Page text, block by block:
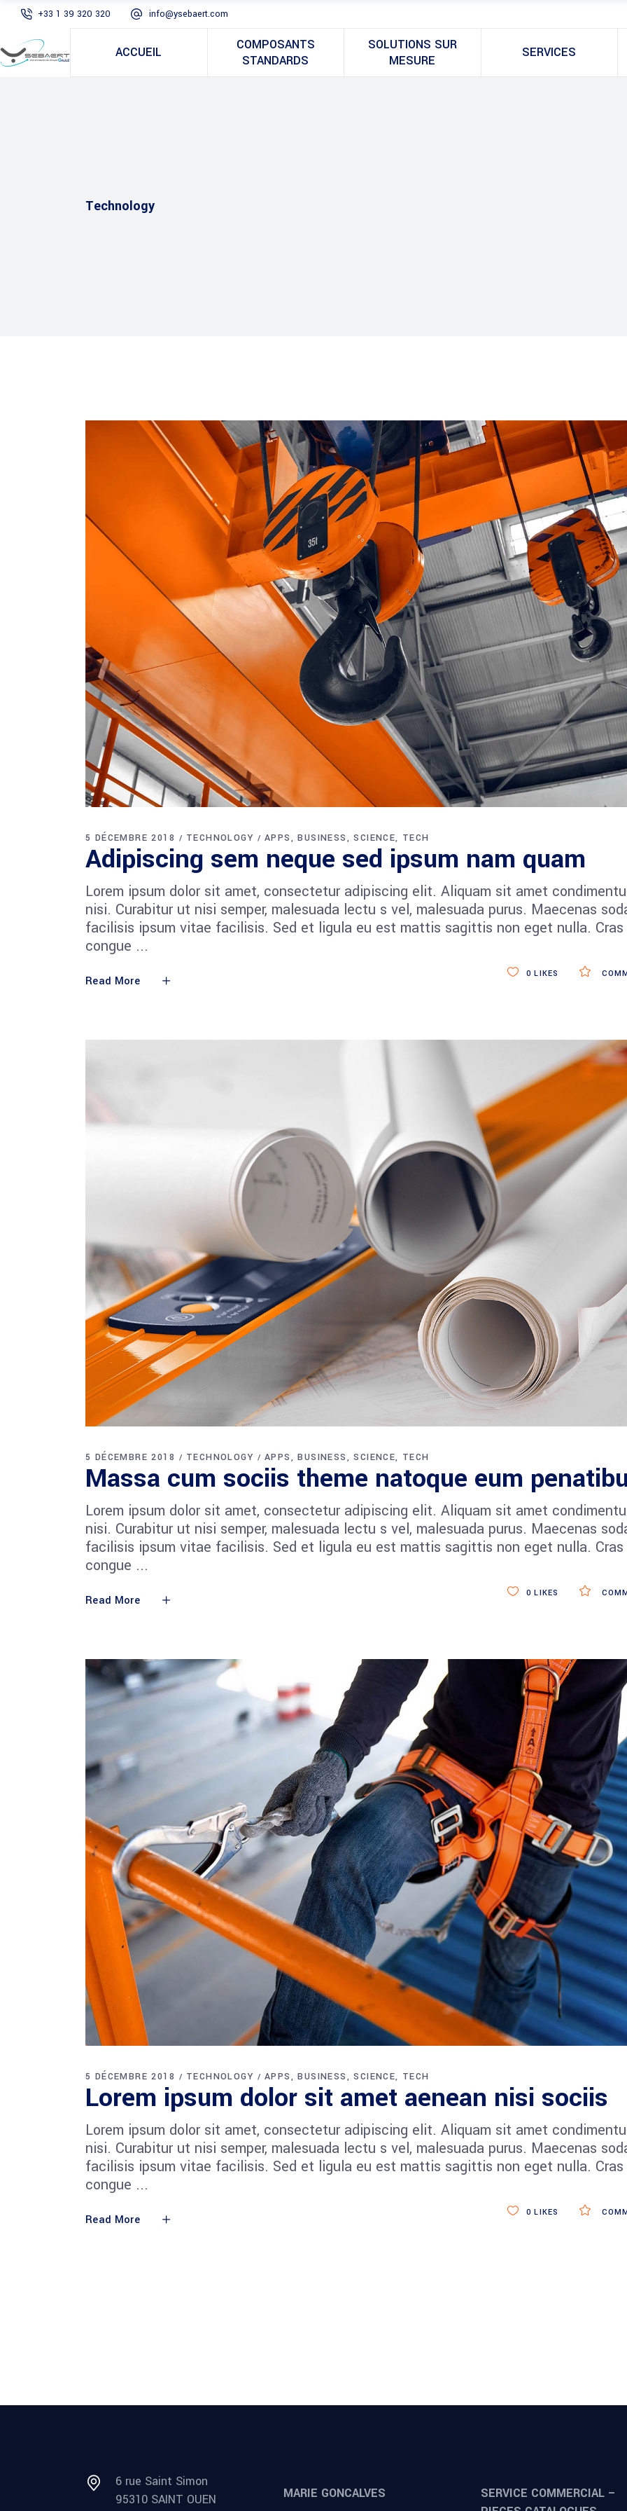
+33 1 39 320 320 info@ysebaert.com
ACCUEIL
COMPOSANTS
STANDARDS
SOLUTIONS SUR
MESURE
SERVICES
Technology
5 DÉCEMBRE 2018 TECHNOLOGY APPS BUSINESS SCIENCE TECH
Adipiscing sem neque sed ipsum nam quam
Lorem ipsum dolor sit amet, consectetur adipiscing elit. Aliquam sit amet
nisi. Curabitur ut nisi semper, malesuada lectu s vel, malesuada purus. Maecenas
facilisis ipsum vitae facilisis. Sed et ligula eu est mattis sagittis non eget nulla. Cras
congue
Read More
0 LIKES
5 DÉCEMBRE 2018 TECHNOLOGY APPS BUSINESS SCIENCE TECH
Massa cum sociis theme natoque eum
Lorem ipsum dolor sit amet, consectetur adipiscing elit. Aliquam sit amet
nisi. Curabitur ut nisi semper, malesuada lectu s vel, malesuada purus. Maecenas
facilisis ipsum vitae facilisis. Sed et ligula eu est mattis sagittis non eget nulla. Cras
congue
Read More
0 LIKES
5 DÉCEMBRE 2018 TECHNOLOGY APPS BUSINESS SCIENCE TECH
Lorem ipsum dolor sit amet aenean nisi sociis
Lorem ipsum dolor sit amet, consectetur adipiscing elit. Aliquam sit amet
nisi. Curabitur ut nisi semper, malesuada lectu s vel, malesuada purus. Maecenas
facilisis ipsum vitae facilisis. Sed et ligula eu est mattis sagittis non eget nulla. Cras
congue
Read More
0 LIKES
6 rue Saint Simon
95310 SAINT OUEN
MARIE GONCALVES
SERVICE COMMERCIAL –